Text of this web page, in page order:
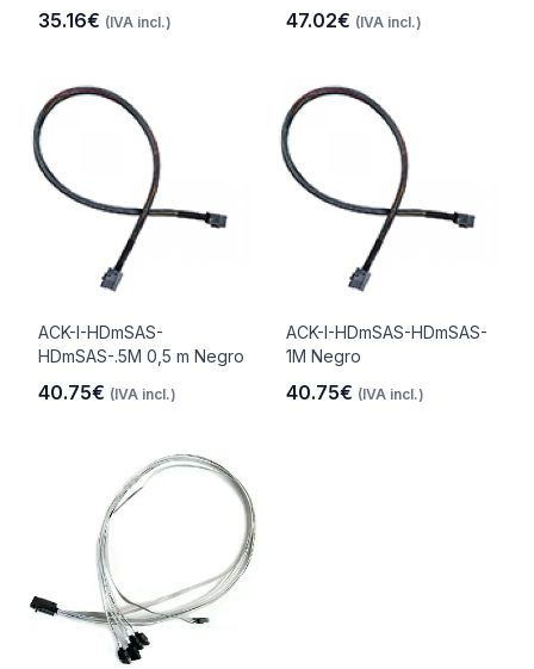
35.16€ (IVA incl.) 47.02€ (IVA incl.)
ACK-I-HDmSAS-
HDmSAS-.5M 0,5 m Negro
40.75€ (IVA incl.)
ACK-I-HDmSAS-HDmSAS-
1M Negro
40.75€ (IVA incl.)